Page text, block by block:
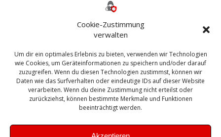
Cookie-Zustimmung
verwalten
Um dir ein optimales Erlebnis zu bieten, verwenden wir Technologien
wie Cookies, um Geräteinformationen zu speichern und/oder darauf
zuzugreifen. Wenn du diesen Technologien zustimmst, können wir
Daten wie das Surfverhalten oder eindeutige IDs auf dieser Website
verarbeiten. Wenn du deine Zustimmung nicht erteilst oder
zurückziehst, können bestimmte Merkmale und Funktionen
beeinträchtigt werden.
Bautagebuch
Exchange firewall Fritzbox
Microsoft
Sanierung SBS Security Server Sicherheit
Sicherung SIEM Sophos SSL Ubuntu
Update Upgrade UTM VCenter VCSA Veeam
VMWare VPN WAZUH Windows
Zertifikat